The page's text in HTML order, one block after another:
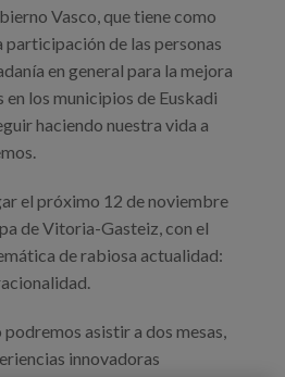
Vasco, que tiene como
de las personas
en general para la mejora
los municipios de Euskadi
haciendo nuestra vida a
el próximo 12 de noviembre
de Vitoria-Gasteiz, con el
de rabiosa actualidad:
asistir a dos mesas,
innovadoras